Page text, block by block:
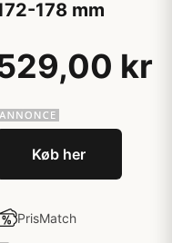
178 mm
kr
Køb her
PrisMatch